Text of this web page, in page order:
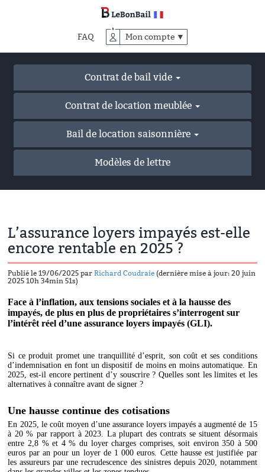
FAQ Mon compte ▼
Contrat de bail vide
Contrat de location meublée
Bail de location saisonnière
Modèles de lettre
L’assurance loyers impayés est-elle
encore rentable en 2025 ?
Publié le 19/06/2025 parRichard Coudraie (dernière mise à jour: 20 juin
2025 10h 34min 51s)
Face à l’inflation, aux tensions sociales et à la hausse des
impayés, de plus en plus de propriétaires s’interrogent sur
l’intérêt réel d’une assurance loyers impayés (GLI).
Si ce produit promet une tranquillité d’esprit, son coût et ses conditions
d’indemnisation en font un dispositif de moins en moins automatique. En
2025, est-il encore pertinent d’y souscrire ? Quelles sont les limites et les
alternatives à connaître avant de signer ?
Une hausse continue des cotisations
En 2025, le coût moyen d’une assurance loyers impayés a augmenté de 15
à 20 % par rapport à 2023. La plupart des contrats se situent désormais
entre 2,8 % et 4 % du loyer charges comprises, soit environ 350 à 500
euros par an pour un loyer de 1 000 euros. Cette hausse est justifiée par
les assureurs par une recrudescence des sinistres depuis 2020, notamment